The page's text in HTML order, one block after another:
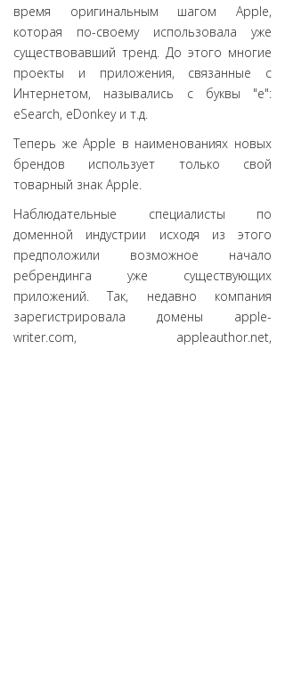
время оригинальным шагом Apple,
которая по-своему использовала уже
существовавший тренд. До этого многие
проекты и приложения, связанные с
Интернетом, назывались с буквы "e":
eSearch, eDonkey и т.д.
Теперь же Apple в наименованиях новых
брендов использует только свой
товарный знак Apple.
Наблюдательные специалисты по
доменной индустрии исходя из этого
предположили возможное начало
ребрендинга уже существующих
приложений. Так, недавно компания
зарегистрировала домены apple-
writer.com, appleauthor.net,